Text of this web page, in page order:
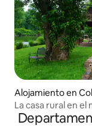
Alojamiento en
La casa rural en el